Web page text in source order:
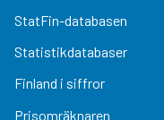
StatFin-databasen
Statistikdatabaser
Finland i siffror
Prisomräknaren